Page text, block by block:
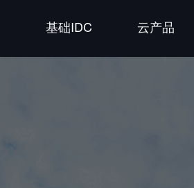
基础IDC 云产品